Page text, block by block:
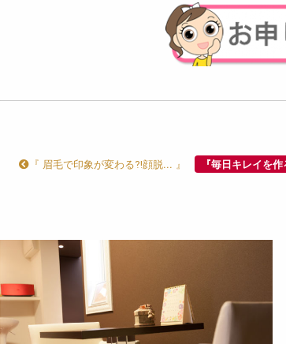
『 眉毛で印象が変わる⁈顔脱... 』 『毎日キレイを